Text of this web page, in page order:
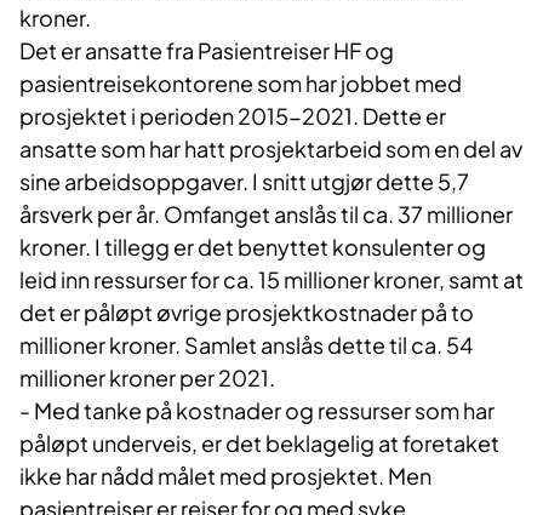
kroner.
Det er ansatte fra Pasientreiser HF og
pasientreisekontorene som har jobbet med
prosjektet i perioden 2015-2021. Dette er
ansatte som har hatt prosjektarbeid som en del av
sine arbeidsoppgaver. I snitt utgjør dette 5,7
årsverk per år. Omfanget anslås til ca. 37 millioner
kroner. I tillegg er det benyttet konsulenter og
leid inn ressurser for ca. 15 millioner kroner, samt at
det er påløpt øvrige prosjektkostnader på to
millioner kroner. Samlet anslås dette til ca. 54
millioner kroner per 2021.​
- Med tanke på kostnader og ressurser som har
påløpt underveis, er det beklagelig at foretaket
ikke har nådd målet med prosjektet. Men
pasientreiser er reiser for og med syke